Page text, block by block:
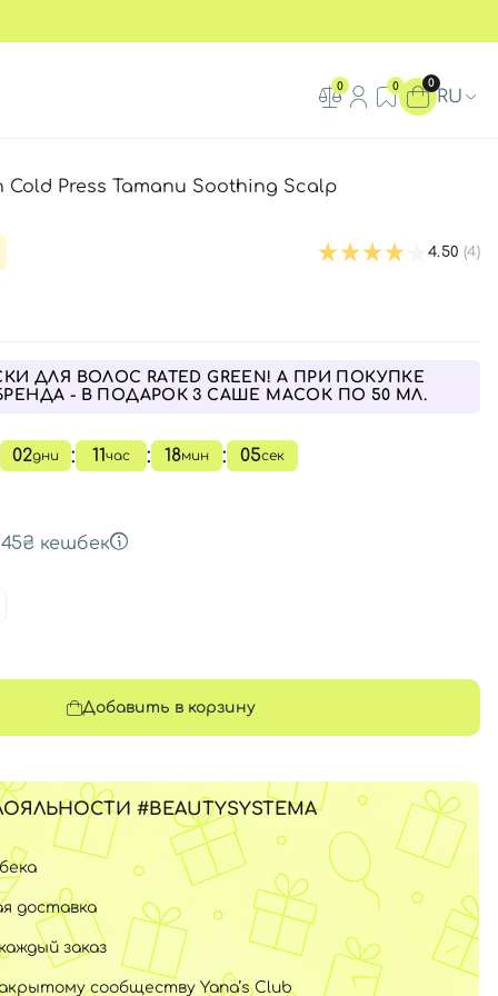
0 0 0
RU
Press Tamanu Soothing Scalp
4.50 (4)
ДЛЯ ВОЛОС RATED GREEN! А ПРИ ПОКУПКЕ
- В ПОДАРОК 3 САШЕ МАСОК ПО 50 МЛ.
02дни : 11час : 18мин : 04сек
45₴ кешбек
Добавить в корзину
#BEAUTYSYSTEMA
доставка
заказ
сообществу Yana’s Club